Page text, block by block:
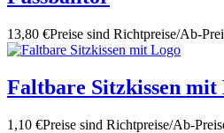
13,80 €Preise sind Richtpreise/Ab-
Faltbare Sitzkissen mit
1,10 €Preise sind Richtpreise/Ab-